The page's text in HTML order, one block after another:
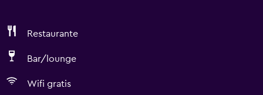
Restaurante
Bar/lounge
Wifi gratis